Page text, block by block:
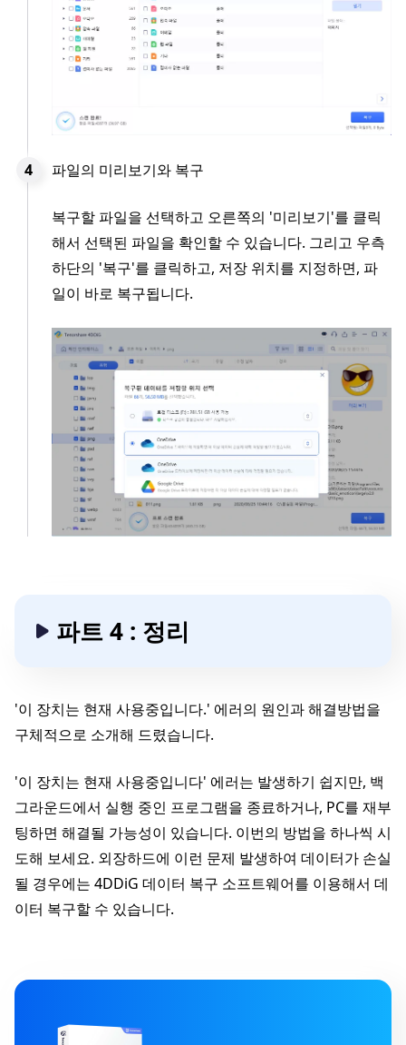
파일의 미리보기와 복구
복구할 파일을 선택하고 오른쪽의 '미리보기'를 클릭
해서 선택된 파일을 확인할 수 있습니다. 그리고 우측
하단의 '복구'를 클릭하고, 저장 위치를 지정하면, 파
일이 바로 복구됩니다.
파트 4 : 정리
'이 장치는 현재 사용중입니다.' 에러의 원인과 해결방법을
구체적으로 소개해 드렸습니다.
'이 장치는 현재 사용중입니다' 에러는 발생하기 쉽지만, 백
그라운드에서 실행 중인 프로그램을 종료하거나, PC를 재부
팅하면 해결될 가능성이 있습니다. 이번의 방법을 하나씩 시
도해 보세요. 외장하드에 이런 문제 발생하여 데이터가 손실
될 경우에는 4DDiG 데이터 복구 소프트웨어를 이용해서 데
이터 복구할 수 있습니다.